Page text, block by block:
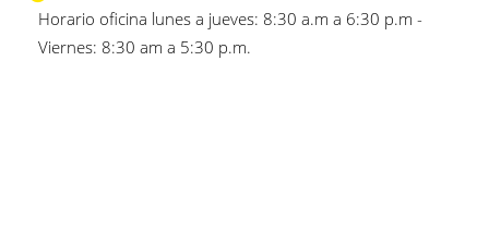
Horario oficina lunes a jueves: 8:30 a.m a 6:30 p.m -
Viernes: 8:30 am a 5:30 p.m.